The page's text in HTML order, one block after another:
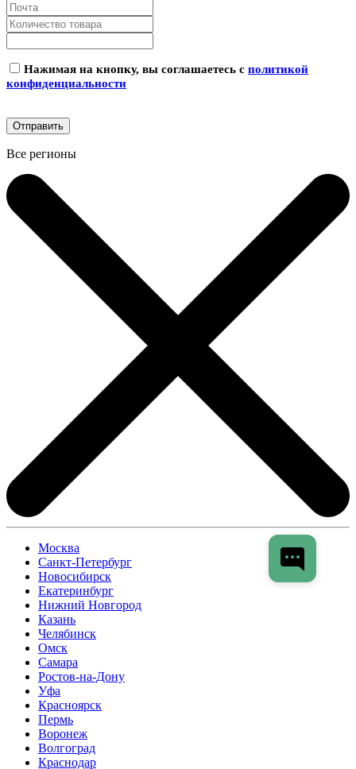
Нажимая на кнопку, вы соглашаетесь с политикой
конфиденциальности
Все регионы
Москва
Санкт-Петербург
Новосибирск
Екатеринбург
Нижний Новгород
Казань
Челябинск
Омск
Самара
Ростов-на-Дону
Уфа
Красноярск
Пермь
Воронеж
Волгоград
Краснодар